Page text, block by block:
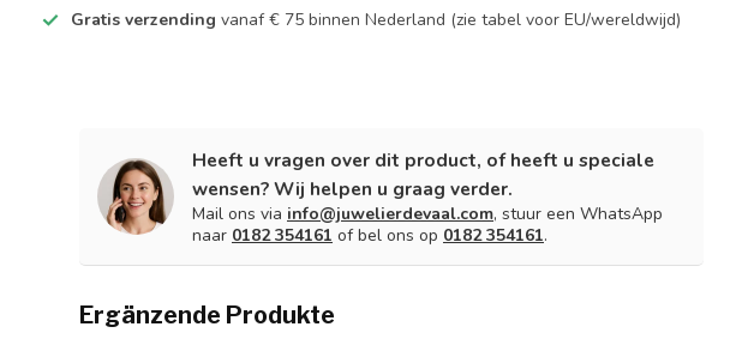
Gratis verzending vanaf € 75 binnen Nederland (zie tabel voor EU/wereldwijd)
Heeft u vragen over dit product, of heeft u speciale
wensen? Wij helpen u graag verder.
Mail ons via info@juwelierdevaal.com, stuur een WhatsApp
naar 0182 354161 of bel ons op 0182 354161.
Ergänzende Produkte